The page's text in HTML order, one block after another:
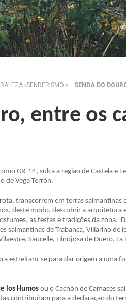
SENDERISMO SENDA DO
entre os
GR-14, sulca a região de Castela e
de Vega Terrón.
transcorrem em terras salmantinas
deste modo, descobrir a arquitetura
as festas e tradições da zona.
salmantinas de Trabanca, Villarino de
Saucelle, Hinojosa de Duero, La
estreitam-se para dar origem a uma
los Humos ou o Cachón de Camaces
contribuíram para a declaração do